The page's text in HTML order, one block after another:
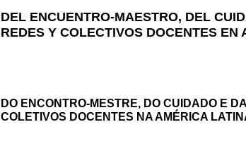
DEL ENCUENTRO-MAESTRO, DEL
REDES Y COLECTIVOS DOCENTES EN
DO ENCONTRO-MESTRE, DO CUIDADO E
COLETIVOS DOCENTES NA AMÉRICA